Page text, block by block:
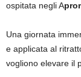
ospitata negli A
Una giornata
e applicata al
vogliono elevare il